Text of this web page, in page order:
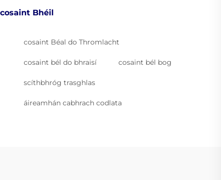
cosaint Bhéil
cosaint Béal do Thromlacht
cosaint bél do bhraisí cosaint bél bog
scíthbhróg trasghlas
áireamhán cabhrach codlata